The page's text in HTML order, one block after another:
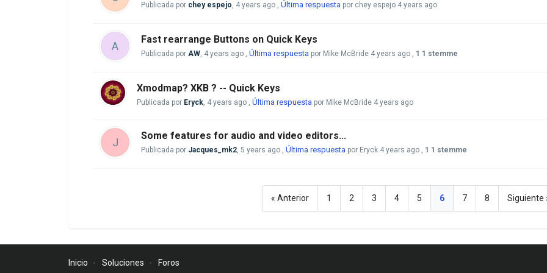
Publicada por chey espejo, 4 years ago , Última respuesta por chey espejo 4 years ago
A
Fast rearrange Buttons on Quick Keys
Publicada por AW, 4 years ago , Última respuesta por Mike McBride 4 years ago , 1 1 stemme
Xmodmap? XKB ? -- Quick Keys
Publicada por Eryck, 4 years ago , Última respuesta por Mike McBride 4 years ago
J
Some features for audio and video editors...
Publicada por Jacques_mk2, 5 years ago , Última respuesta por Eryck 4 years ago , 1 1 stemme
« Anterior 1 2 3 4 5 6 7 8 Siguiente
Inicio Soluciones Foros